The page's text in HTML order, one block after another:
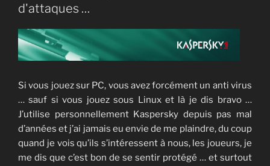
d'attaques …
Si vous jouez sur PC, vous avez forcément un anti virus
… sauf si vous jouez sous Linux et là je dis bravo …
J’utilise personnellement Kaspersky depuis pas mal
d’années et j’ai jamais eu envie de me plaindre, du coup
quand je vois qu’ils s’intéressent à nous, les joueurs, je
me dis que c’est bon de se sentir protégé … et surtout